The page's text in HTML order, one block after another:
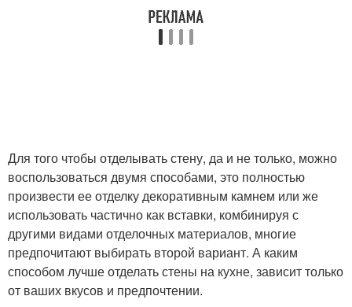
Для того чтобы отделывать стену, да и не только, можно
воспользоваться двумя способами, это полностью
произвести ее отделку декоративным камнем или же
использовать частично как вставки, комбинируя с
другими видами отделочных материалов, многие
предпочитают выбирать второй вариант. А каким
способом лучше отделать стены на кухне, зависит только
от ваших вкусов и предпочтении.